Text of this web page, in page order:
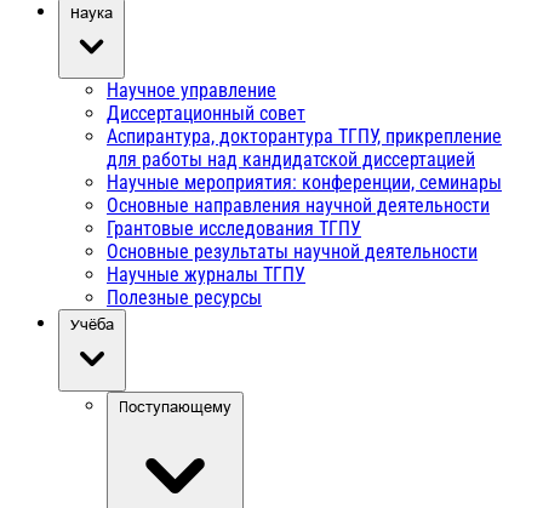
Наука
Научное управление
Диссертационный совет
Аспирантура, докторантура ТГПУ, прикрепление
для работы над кандидатской диссертацией
Научные мероприятия: конференции, семинары
Основные направления научной деятельности
Грантовые исследования ТГПУ
Основные результаты научной деятельности
Научные журналы ТГПУ
Полезные ресурсы
Учёба
Поступающему